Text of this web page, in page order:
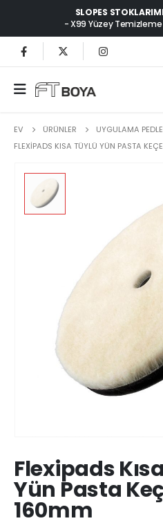
SLOPES
- X99 Yüzey Temizleme
EV ÜRÜNLER
UYGULAMA
FLEXIPADS KISA TÜYLÜ YÜN PASTA
Flexipads
Yün Pasta
160mm